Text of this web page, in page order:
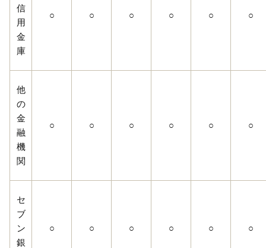
信
用
金
庫
○ ○ ○ ○ ○ ○
他
の
金
融
機
関
○ ○ ○ ○ ○ ○
セ
ブ
ン
銀
○ ○ ○ ○ ○ ○